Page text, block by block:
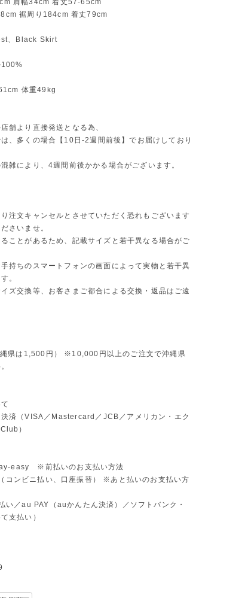
肩幅34cm 着丈57-65cm
裾周り184cm 着丈79cm
、Black Skirt
100%
体重49kg
舗より直接発送となる為、
、多くの場合【10日-2週間前後】でお届けしており
雑により、4週間前後かかる場合がございます。
り注文キャンセルとさせていただく恐れもございます
さいませ。
ることがあるため、記載サイズと若干異なる場合がご
手持ちのスマートフォンの画面によって実物と若干異
。
イズ交換等、お客さまご都合による交換・返品はご遠
県は1,500円） ※10,000円以上のご注文で沖縄県
決済（VISA／Mastercard／JCB／アメリカン・エク
）
easy ※前払いのお支払い方法
コンビニ払い、口座振替） ※あと払いのお支払い方
い／au PAY（auかんたん決済）／ソフトバンク・
支払い）